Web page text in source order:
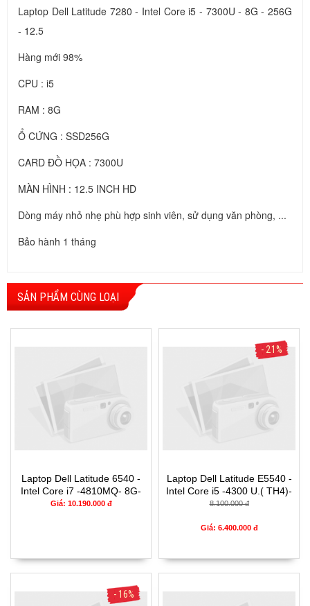
Laptop Dell Latitude 7280 - Intel Core i5 - 7300U - 8G - 256G
- 12.5
Hàng mới 98%
CPU : i5
RAM : 8G
Ổ CỨNG : SSD256G
CARD ĐỒ HỌA : 7300U
MÀN HÌNH : 12.5 INCH HD
Dòng máy nhỏ nhẹ phù hợp sinh viên, sử dụng văn phòng, ...
Bảo hành 1 tháng
SẢN PHẨM CÙNG LOẠI
Laptop Dell Latitude 6540 -
Intel Core i7 -4810MQ- 8G-
SSD240G - Đồ họa HD
Giá: 10.190.000 đ
- 21%
Laptop Dell Latitude E5540 -
Intel Core i5 -4300 U.( TH4)-
4G- SSD128G- 16.5'
8.100.000 đ
Giá: 6.400.000 đ
- 16%